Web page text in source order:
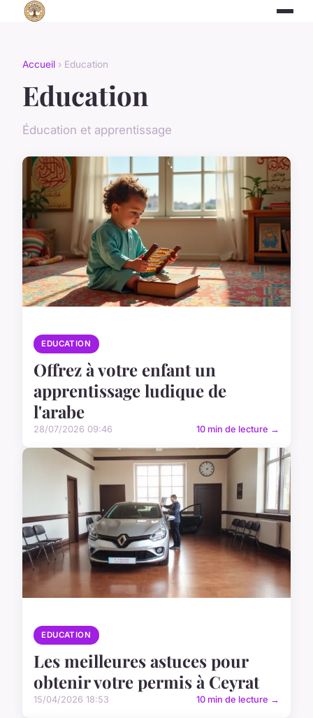
Accueil › Education
Education
Éducation et apprentissage
EDUCATION
Offrez à votre enfant un
apprentissage ludique de
l'arabe
28/07/2026 09:46 10 min de lecture →
EDUCATION
Les meilleures astuces pour
obtenir votre permis à Ceyrat
15/04/2026 18:53 10 min de lecture →